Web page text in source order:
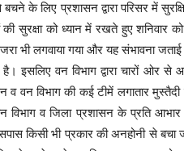
के लिए प्रशासन द्वारा परिसर में
सुरक्षा को ध्यान में रखते हुए शनिवार
भी लगवाया गया और यह संभावना
वन विभाग द्वारा चारों ओर से
व वन विभाग की कई टीमें लगातार
विभाग व जिला प्रशासन के प्रति आभार
किसी भी प्रकार की अनहोनी से